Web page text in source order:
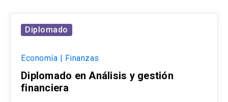
Diplomado
Economía | Finanzas
Diplomado en Análisis y gestión
financiera